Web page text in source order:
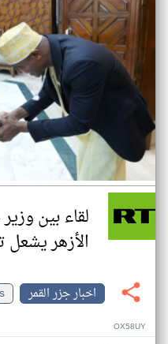
لقاء بين
الأزهر يشعل
اخبار جزر القمر
OX58UY